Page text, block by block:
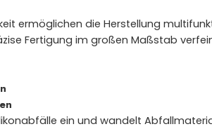
ermöglichen die Herstellung
Fertigung im großen Maßstab
ein und wandelt